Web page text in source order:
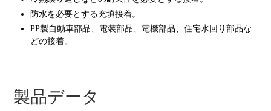
防水を必要とする充填接着。
PP製自動車部品、電装部品、電機部品、住宅水回り部品な
どの接着。
製品データ